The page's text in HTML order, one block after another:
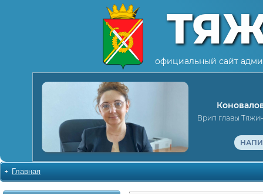
официальный сайт
Врип главы
Главная